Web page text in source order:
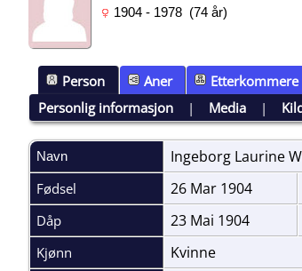
1904 - 1978 (74 år)
Person Aner Etterkommere
Personlig informasjon | Media |
Navn Ingeborg Laurine
Fødsel 26 Mar 1904
Dåp 23 Mai 1904
Kjønn Kvinne